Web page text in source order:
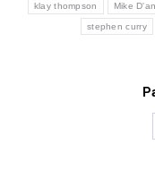
klay thompson Mike
stephen curry